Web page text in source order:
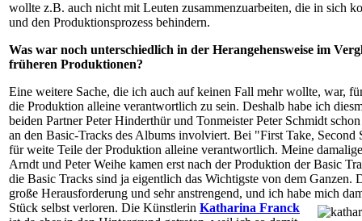
wollte z.B. auch nicht mit Leuten zusammenzuarbeiten, die in sich
und den Produktionsprozess behindern.
Was war noch unterschiedlich in der Herangehensweise im
früheren Produktionen?
Eine weitere Sache, die ich auch auf keinen Fall mehr wollte, war,
die Produktion alleine verantwortlich zu sein. Deshalb habe ich
beiden Partner Peter Hinderthür und Tonmeister Peter Schmidt
an den Basic-Tracks des Albums involviert. Bei "First Take,
für weite Teile der Produktion alleine verantwortlich. Meine
Arndt und Peter Weihe kamen erst nach der Produktion der Basic
die Basic Tracks sind ja eigentlich das Wichtigste von dem Ganzen.
große Herausforderung und sehr anstrengend, und ich habe mich
Stück selbst verloren. Die Künstlerin Katharina Franck